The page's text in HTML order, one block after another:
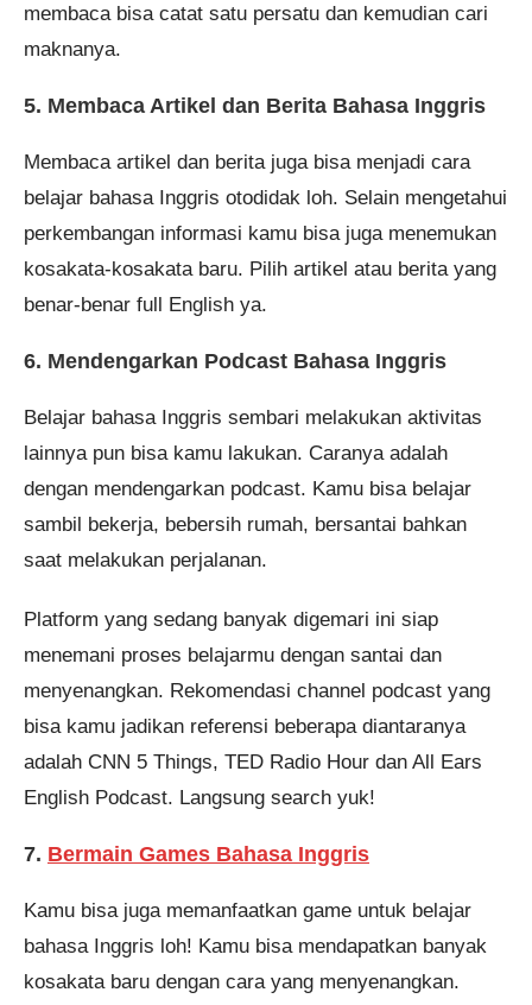
membaca bisa catat satu persatu dan kemudian cari
maknanya.
5. Membaca Artikel dan Berita Bahasa Inggris
Membaca artikel dan berita juga bisa menjadi cara
belajar bahasa Inggris otodidak loh. Selain mengetahui
perkembangan informasi kamu bisa juga menemukan
kosakata-kosakata baru. Pilih artikel atau berita yang
benar-benar full English ya.
6. Mendengarkan Podcast Bahasa Inggris
Belajar bahasa Inggris sembari melakukan aktivitas
lainnya pun bisa kamu lakukan. Caranya adalah
dengan mendengarkan podcast. Kamu bisa belajar
sambil bekerja, bebersih rumah, bersantai bahkan
saat melakukan perjalanan.
Platform yang sedang banyak digemari ini siap
menemani proses belajarmu dengan santai dan
menyenangkan. Rekomendasi channel podcast yang
bisa kamu jadikan referensi beberapa diantaranya
adalah CNN 5 Things, TED Radio Hour dan All Ears
English Podcast. Langsung search yuk!
7. Bermain Games Bahasa Inggris
Kamu bisa juga memanfaatkan game untuk belajar
bahasa Inggris loh! Kamu bisa mendapatkan banyak
kosakata baru dengan cara yang menyenangkan.